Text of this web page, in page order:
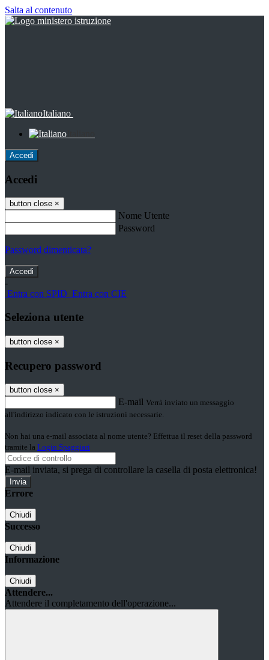
Salta al contenuto
Italiano
Accedi
Accedi
button close ×
Nome Utente
Password
Password dimenticata?
-
Entra con SPID Entra con CIE
Seleziona utente
button close ×
Recupero password
button close ×
E-mail Verrà inviato un messaggio
all'indirizzo indicato con le istruzioni necessarie.
Non hai una e-mail associata al nome utente? Effettua il reset della password
tramite la Login Spaggiari
E-mail inviata, si prega di controllare la casella di posta elettronica!
Errore
Chiudi
Successo
Chiudi
Informazione
Chiudi
Attendere...
Attendere il completamento dell'operazione...